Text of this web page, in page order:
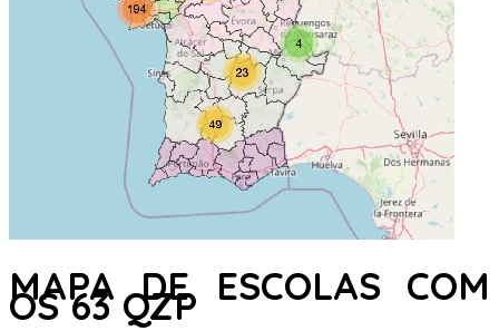
MAPA DE ESCOLAS COM
OS 63 QZP